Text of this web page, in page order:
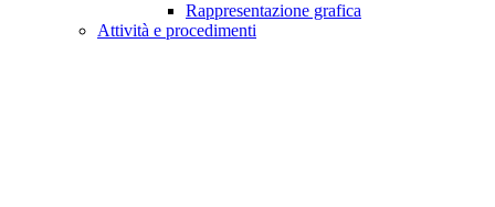
Rappresentazione grafica
Attività e procedimenti